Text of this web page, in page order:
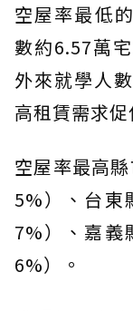
空屋率最低
數約6.57萬
外來就學人
高租賃需求
空屋率最高
5%）、台東
7%）、嘉義
6%）。